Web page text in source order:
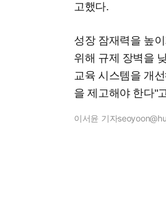
고했다.
성장 잠재력을 높
위해 규제 장벽을
교육 시스템을 개
을 제고해야 한다"
이서윤 기자